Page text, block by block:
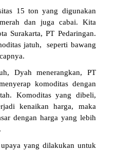
15 ton yang digunakan
dan juga cabai. Kita
Surakarta, PT Pedaringan.
jatuh, seperti bawang
Dyah menerangkan, PT
komoditas dengan
Komoditas yang dibeli,
kenaikan harga, maka
dengan harga yang lebih
yang dilakukan untuk